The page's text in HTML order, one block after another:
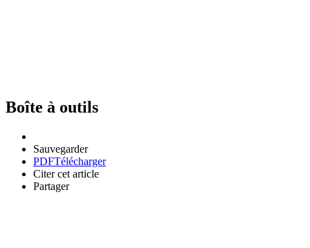
Boîte à outils
Sauvegarder
PDFTélécharger
Citer cet article
Partager